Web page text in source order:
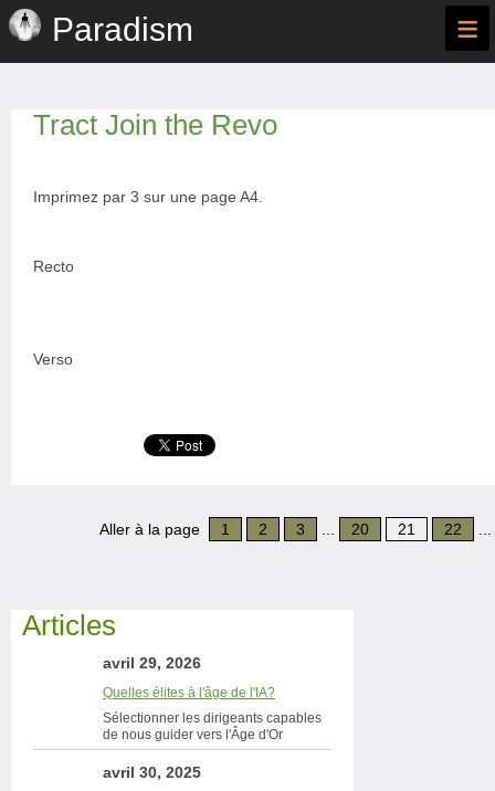
Paradism ≡
Tract Join the Revo
Imprimez par 3 sur une page A4.
Recto
Verso
Aller à la page 1 2 3 20 21 22
Articles
avril 29, 2026
Quelles élites à l'âge de l'IA?
Sélectionner les dirigeants capables
de nous guider vers l'Âge d'Or
avril 30, 2025